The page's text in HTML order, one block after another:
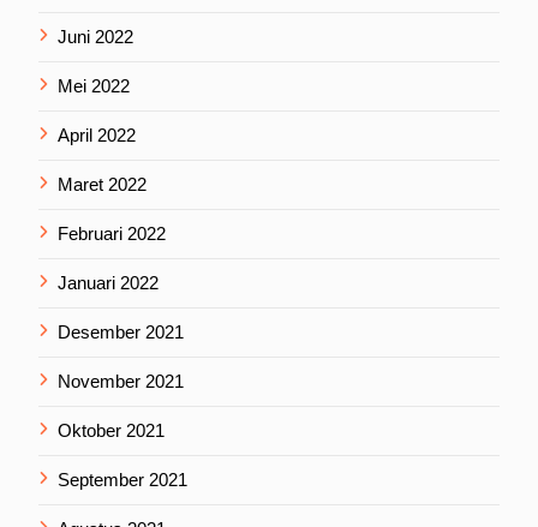
Juni 2022
Mei 2022
April 2022
Maret 2022
Februari 2022
Januari 2022
Desember 2021
November 2021
Oktober 2021
September 2021